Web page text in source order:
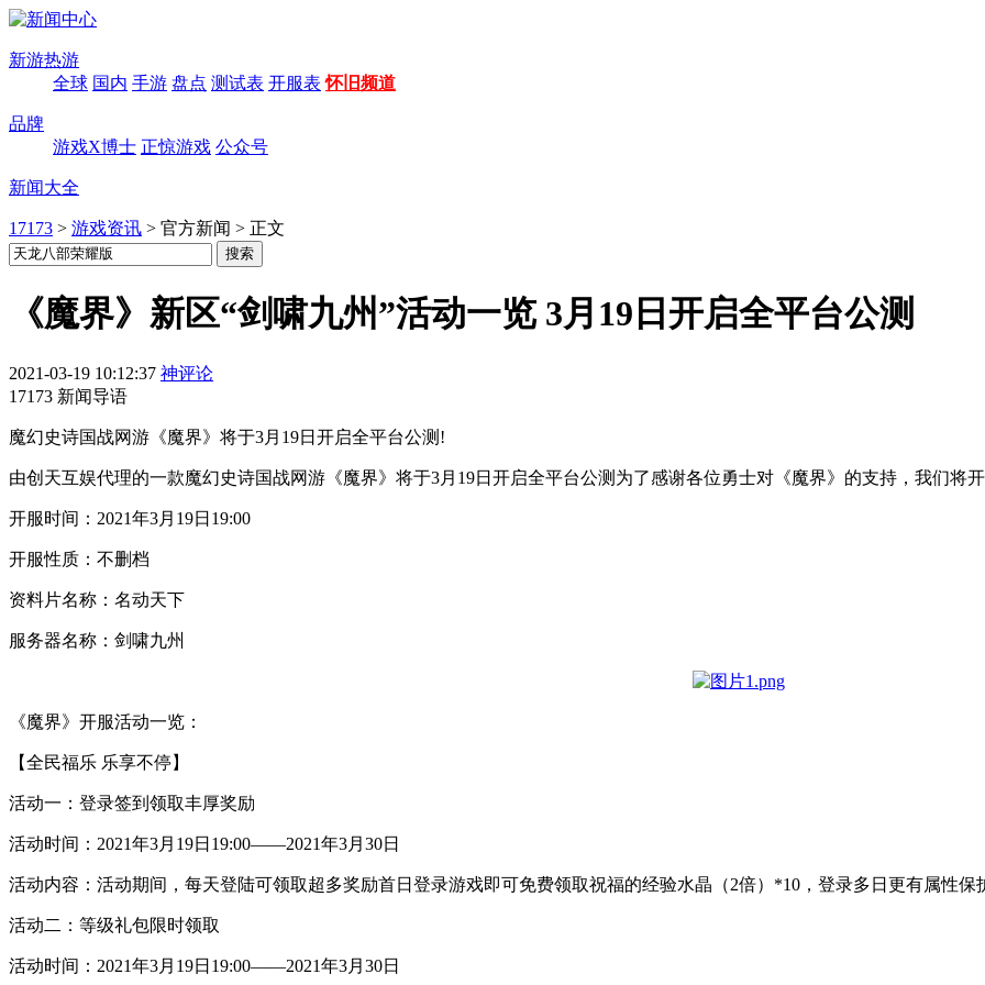
新游热游
全球 国内 手游 盘点 测试表 开服表 怀旧频道
品牌
游戏X博士 正惊游戏 公众号
新闻大全
17173 > 游戏资讯 > 官方新闻 > 正文
《魔界》新区“剑啸九州”活动一览 3月19日开启全平台公测
2021-03-19 10:12:37 神评论
17173 新闻导语
魔幻史诗国战网游《魔界》将于3月19日开启全平台公测!
由创天互娱代理的一款魔幻史诗国战网游《魔界》将于3月19日开启全平台公测为了感谢各位勇士对《魔界》的支持，我们将
开服时间：2021年3月19日19:00
开服性质：不删档
资料片名称：名动天下
服务器名称：剑啸九州
《魔界》开服活动一览：
【全民福乐 乐享不停】
活动一：登录签到领取丰厚奖励
活动时间：2021年3月19日19:00——2021年3月30日
活动内容：活动期间，每天登陆可领取超多奖励首日登录游戏即可免费领取祝福的经验水晶（2倍）*10，登录多日更有属性保
活动二：等级礼包限时领取
活动时间：2021年3月19日19:00——2021年3月30日